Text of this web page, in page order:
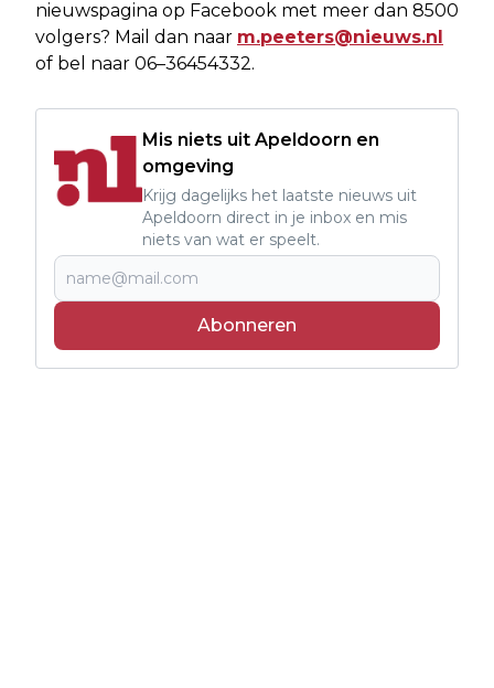
nieuwspagina op Facebook met meer dan 8500
volgers? Mail dan naar m.peeters@nieuws.nl
of bel naar 06–36454332.
Mis niets uit Apeldoorn en
omgeving
Krijg dagelijks het laatste nieuws uit
Apeldoorn direct in je inbox en mis
niets van wat er speelt.
Abonneren